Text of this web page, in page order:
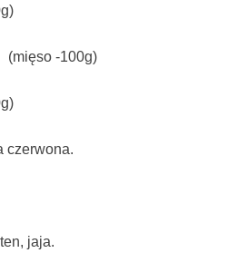
(mięso -100g)
czerwona.
jaja.